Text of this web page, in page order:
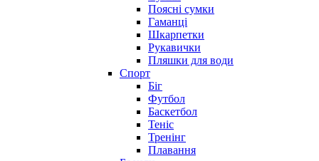
Поясні сумки
Гаманці
Шкарпетки
Рукавички
Пляшки для води
Спорт
Біг
Футбол
Баскетбол
Теніс
Тренінг
Плавання